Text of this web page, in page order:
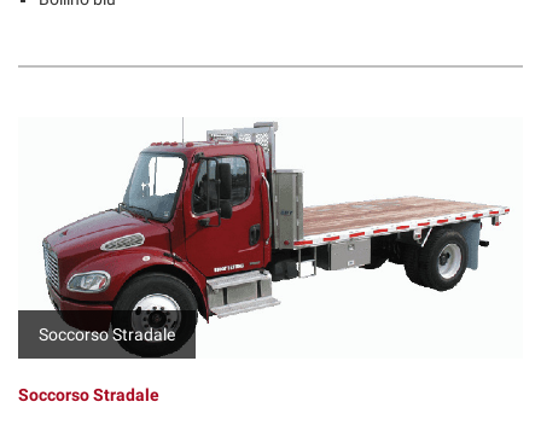
Soccorso Stradale
Soccorso Stradale